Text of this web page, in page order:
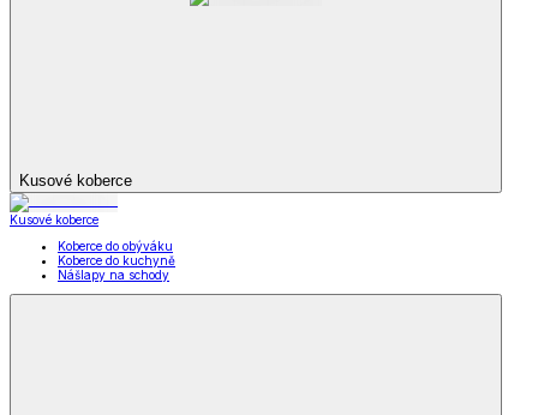
Kusové koberce
Kusové koberce
Koberce do obýváku
Koberce do kuchyně
Nášlapy na schody